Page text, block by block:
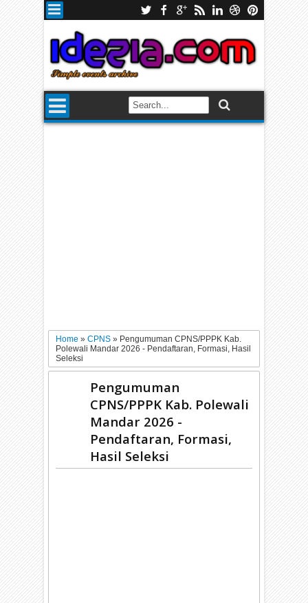
Home»CPNS» Pengumuman CPNS/PPPK Kab.
Polewali Mandar 2026 - Pendaftaran, Formasi, Hasil
Seleksi
Pengumuman
CPNS/PPPK Kab. Polewali
Mandar 2026 -
Pendaftaran, Formasi,
Hasil Seleksi